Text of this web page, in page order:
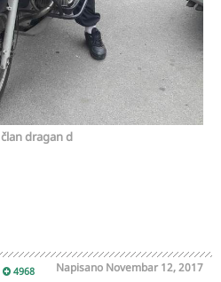
član dragan d
4968 Napisano Novembar 12, 2017